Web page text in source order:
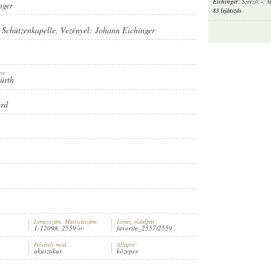
83 lejátszás
, Vezényel: Johann Eichinger
Lemezszám, Matricaszám:
1-12098, 2559-o-
Lemez oldalpár:
favorite_2557/2559
Felvételi mód:
akusztikus
Állapot:
közepes